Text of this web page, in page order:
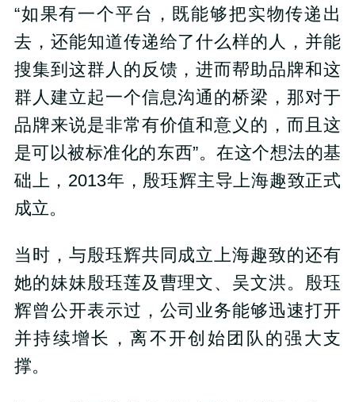
“如果有一个平台，既能够把实物传递出
去，还能知道传递给了什么样的人，并能
搜集到这群人的反馈，进而帮助品牌和这
群人建立起一个信息沟通的桥梁，那对于
品牌来说是非常有价值和意义的，而且这
是可以被标准化的东西”。在这个想法的基
础上，2013年，殷珏辉主导上海趣致正式
成立。
当时，与殷珏辉共同成立上海趣致的还有
她的妹妹殷珏莲及曹理文、吴文洪。殷珏
辉曾公开表示过，公司业务能够迅速打开
并持续增长，离不开创始团队的强大支
撑。